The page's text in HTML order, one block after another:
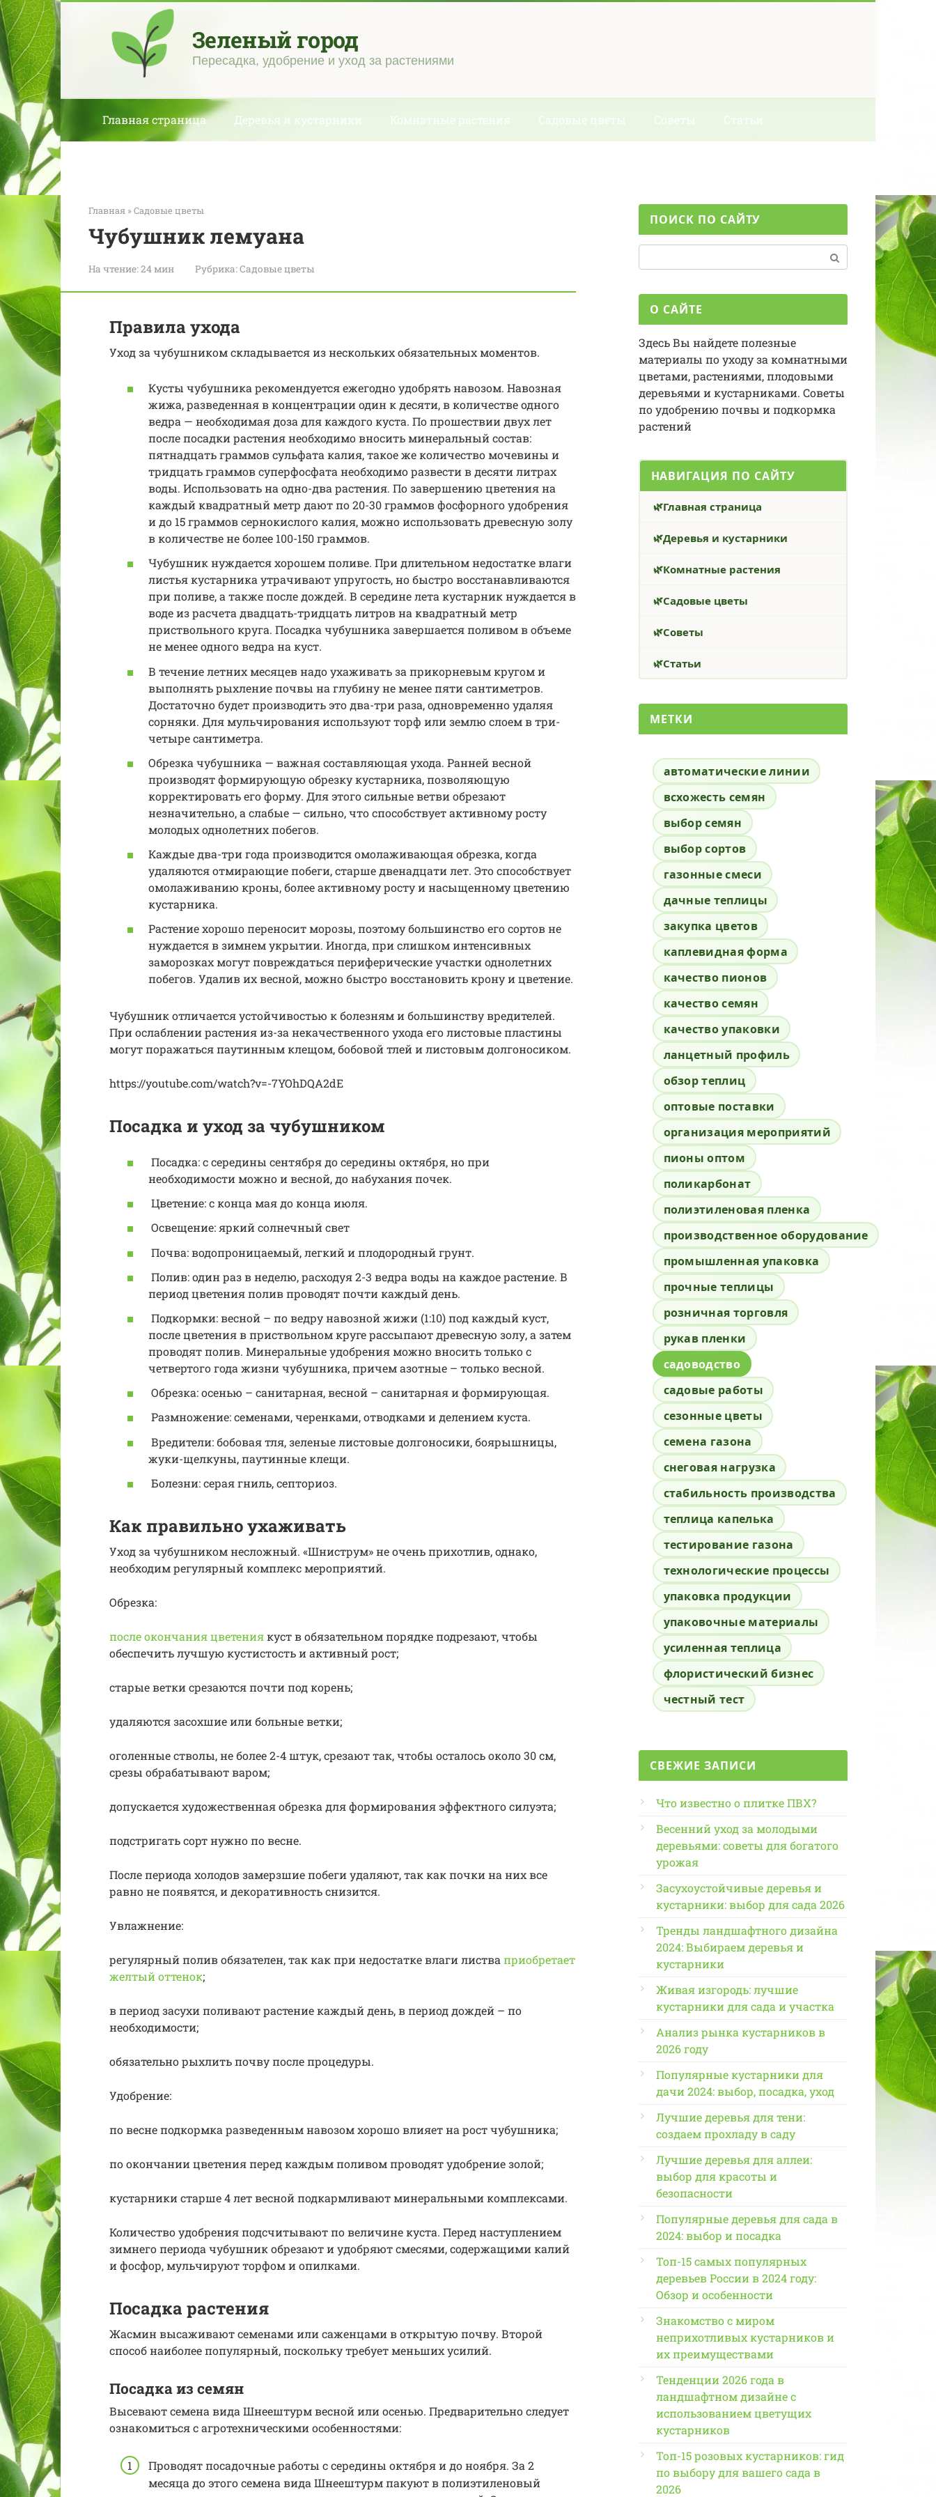
Перейти
к
контенту
Зеленый город
Пересадка, удобрение и уход за растениями
Главная страница Деревья и кустарники Комнатные растения Садовые цветы Советы Статьи
Главная »Садовые цветы
Чубушник лемуана
На чтение:24 мин Рубрика:Садовые цветы
Правила ухода
Уход за чубушником складывается из нескольких обязательных моментов.
Кусты чубушника рекомендуется ежегодно удобрять навозом. Навозная
жижа, разведенная в концентрации один к десяти, в количестве одного
ведра — необходимая доза для каждого куста. По прошествии двух лет
после посадки растения необходимо вносить минеральный состав:
пятнадцать граммов сульфата калия, такое же количество мочевины и
тридцать граммов суперфосфата необходимо развести в десяти литрах
воды. Использовать на одно-два растения. По завершению цветения на
каждый квадратный метр дают по 20-30 граммов фосфорного удобрения
и до 15 граммов сернокислого калия, можно использовать древесную золу
в количестве не более 100-150 граммов.
Чубушник нуждается хорошем поливе. При длительном недостатке влаги
листья кустарника утрачивают упругость, но быстро восстанавливаются
при поливе, а также после дождей. В середине лета кустарник нуждается в
воде из расчета двадцать-тридцать литров на квадратный метр
приствольного круга. Посадка чубушника завершается поливом в объеме
не менее одного ведра на куст.
В течение летних месяцев надо ухаживать за прикорневым кругом и
выполнять рыхление почвы на глубину не менее пяти сантиметров.
Достаточно будет производить это два-три раза, одновременно удаляя
сорняки. Для мульчирования используют торф или землю слоем в три-
четыре сантиметра.
Обрезка чубушника — важная составляющая ухода. Ранней весной
производят формирующую обрезку кустарника, позволяющую
корректировать его форму. Для этого сильные ветви обрезают
незначительно, а слабые — сильно, что способствует активному росту
молодых однолетних побегов.
Каждые два-три года производится омолаживающая обрезка, когда
удаляются отмирающие побеги, старше двенадцати лет. Это способствует
омолаживанию кроны, более активному росту и насыщенному цветению
кустарника.
Растение хорошо переносит морозы, поэтому большинство его сортов не
нуждается в зимнем укрытии. Иногда, при слишком интенсивных
заморозках могут повреждаться периферические участки однолетних
побегов. Удалив их весной, можно быстро восстановить крону и цветение.
Чубушник отличается устойчивостью к болезням и большинству вредителей.
При ослаблении растения из-за некачественного ухода его листовые пластины
могут поражаться паутинным клещом, бобовой тлей и листовым долгоносиком.
https://youtube.com/watch?v=-7YOhDQA2dE
Посадка и уход за чубушником
Посадка: с середины сентября до середины октября, но при
необходимости можно и весной, до набухания почек.
Цветение: с конца мая до конца июля.
Освещение: яркий солнечный свет
Почва: водопроницаемый, легкий и плодородный грунт.
Полив: один раз в неделю, расходуя 2-3 ведра воды на каждое растение. В
период цветения полив проводят почти каждый день.
Подкормки: весной – по ведру навозной жижи (1:10) под каждый куст,
после цветения в приствольном круге рассыпают древесную золу, а затем
проводят полив. Минеральные удобрения можно вносить только с
четвертого года жизни чубушника, причем азотные – только весной.
Обрезка: осенью – санитарная, весной – санитарная и формирующая.
Размножение: семенами, черенками, отводками и делением куста.
Вредители: бобовая тля, зеленые листовые долгоносики, боярышницы,
жуки-щелкуны, паутинные клещи.
Болезни: серая гниль, септориоз.
Как правильно ухаживать
Уход за чубушником несложный. «Шниструм» не очень прихотлив, однако,
необходим регулярный комплекс мероприятий.
Обрезка:
после окончания цветениякуст в обязательном порядке подрезают, чтобы
обеспечить лучшую кустистость и активный рост;
старые ветки срезаются почти под корень;
удаляются засохшие или больные ветки;
оголенные стволы, не более 2-4 штук, срезают так, чтобы осталось около 30 см,
срезы обрабатывают варом;
допускается художественная обрезка для формирования эффектного силуэта;
подстригать сорт нужно по весне.
После периода холодов замерзшие побеги удаляют, так как почки на них все
равно не появятся, и декоративность снизится.
Увлажнение:
регулярный полив обязателен, так как при недостатке влаги листва приобретает
желтый оттенок;
в период засухи поливают растение каждый день, в период дождей – по
необходимости;
обязательно рыхлить почву после процедуры.
Удобрение:
по весне подкормка разведенным навозом хорошо влияет на рост чубушника;
по окончании цветения перед каждым поливом проводят удобрение золой;
кустарники старше 4 лет весной подкармливают минеральными комплексами.
Количество удобрения подсчитывают по величине куста. Перед наступлением
зимнего периода чубушник обрезают и удобряют смесями, содержащими калий
и фосфор, мульчируют торфом и опилками.
Посадка растения
Жасмин высаживают семенами или саженцами в открытую почву. Второй
способ наиболее популярный, поскольку требует меньших усилий.
Посадка из семян
Высевают семена вида Шнеештурм весной или осенью. Предварительно следует
ознакомиться с агротехническими особенностями:
Проводят посадочные работы с середины октября и до ноября. За 2
месяца до этого семена вида Шнеештурм пакуют в полиэтиленовый
ПОИСК ПО САЙТУ
О САЙТЕ
Здесь Вы найдете полезные
материалы по уходу за комнатными
цветами, растениями, плодовыми
деревьями и кустарниками. Советы
по удобрению почвы и подкормка
растений
НАВИГАЦИЯ ПО САЙТУ
Главная страница
Деревья и кустарники
Комнатные растения
Садовые цветы
Советы
Статьи
МЕТКИ
автоматические линии
всхожесть семян
выбор семян
выбор сортов
газонные смеси
дачные теплицы
закупка цветов
каплевидная форма
качество пионов
качество семян
качество упаковки
ланцетный профиль
обзор теплиц
оптовые поставки
организация мероприятий
пионы оптом
поликарбонат
полиэтиленовая пленка
производственное оборудование
промышленная упаковка
прочные теплицы
розничная торговля
рукав пленки
садоводство
садовые работы
сезонные цветы
семена газона
снеговая нагрузка
стабильность производства
теплица капелька
тестирование газона
технологические процессы
упаковка продукции
упаковочные материалы
усиленная теплица
флористический бизнес
честный тест
СВЕЖИЕ ЗАПИСИ
Что известно о плитке ПВХ?
Весенний уход за молодыми
деревьями: советы для богатого
урожая
Засухоустойчивые деревья и
кустарники: выбор для сада 2026
Тренды ландшафтного дизайна
2024: Выбираем деревья и
кустарники
Живая изгородь: лучшие
кустарники для сада и участка
Анализ рынка кустарников в
2026 году
Популярные кустарники для
дачи 2024: выбор, посадка, уход
Лучшие деревья для тени:
создаем прохладу в саду
Лучшие деревья для аллеи:
выбор для красоты и
безопасности
Популярные деревья для сада в
2024: выбор и посадка
Топ-15 самых популярных
деревьев России в 2024 году:
Обзор и особенности
Знакомство с миром
неприхотливых кустарников и
их преимуществами
Тенденции 2026 года в
ландшафтном дизайне с
использованием цветущих
кустарников
Топ-15 розовых кустарников: гид
по выбору для вашего сада в
2026